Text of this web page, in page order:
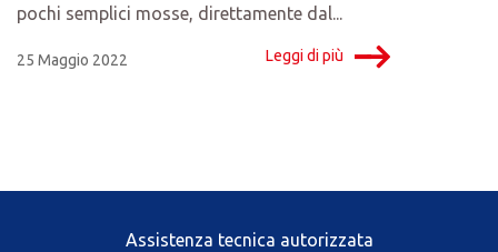
pochi semplici mosse, direttamente dal...
25 Maggio 2022 Leggi di più
Assistenza tecnica autorizzata